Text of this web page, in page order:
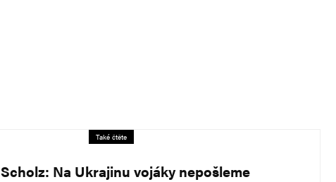
Také čtěte
Scholz: Na Ukrajinu vojáky nepošleme